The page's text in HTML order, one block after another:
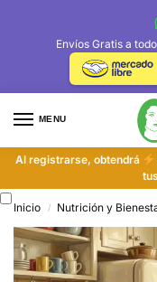
Envíos Gratis a
MENU
Al registrarse, obtendrá
Inicio / Nutrición y